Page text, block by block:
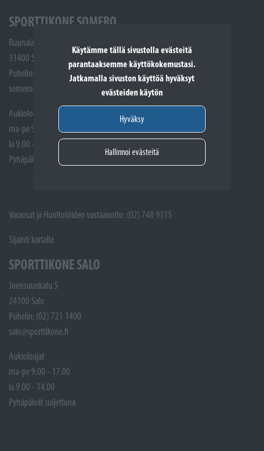
Käytämme tällä sivustolla evästeitä
parantaaksemme käyttökokemustasi.
Jatkamalla sivuston käyttöä hyväksyt
evästeiden käytön
Hyväksy
Hallinnoi evästeitä
SPORTTIKONE SOMERO
Ruunalantie 5
31400 Somero
Puhelin: (02) 748 9300
somero@sporttikone.fi
Aukioloajat
ma-pe 9.00 - 17.00
la 9.00 - 14.00
Pyhäpäivät suljettuna
Varaosat ja Huoltotöiden vastaanotto: (02) 748 9315
Sijainti kartalla
SPORTTIKONE SALO
Joensuunkatu 5
24100 Salo
Puhelin: (02) 721 1400
salo@sporttikone.fi
Aukioloajat
ma-pe 9.00 - 17.00
la 9.00 - 14.00
Pyhäpäivät suljettuna